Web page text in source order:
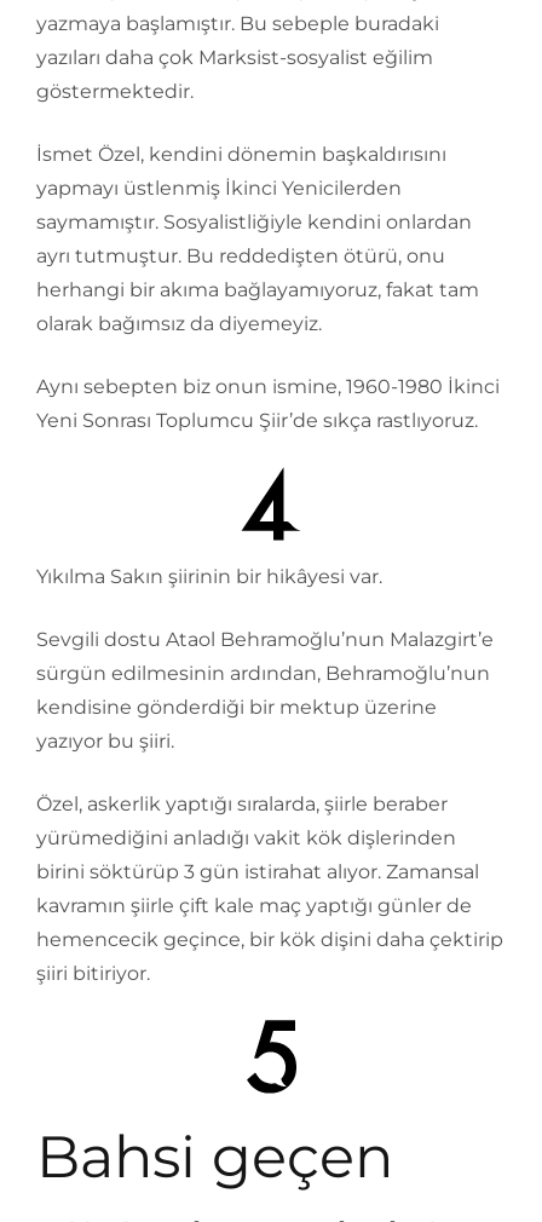
yazmaya başlamıştır. Bu sebeple buradaki
yazıları daha çok Marksist-sosyalist eğilim
göstermektedir.
İsmet Özel, kendini dönemin başkaldırısını
yapmayı üstlenmiş İkinci Yenicilerden
saymamıştır. Sosyalistliğiyle kendini onlardan
ayrı tutmuştur. Bu reddedişten ötürü, onu
herhangi bir akıma bağlayamıyoruz, fakat tam
olarak bağımsız da diyemeyiz.
Aynı sebepten biz onun ismine, 1960-1980 İkinci
Yeni Sonrası Toplumcu Şiir’de sıkça rastlıyoruz.
Yıkılma Sakın şiirinin bir hikâyesi var.
Sevgili dostu Ataol Behramoğlu’nun Malazgirt’e
sürgün edilmesinin ardından, Behramoğlu’nun
kendisine gönderdiği bir mektup üzerine
yazıyor bu şiiri.
Özel, askerlik yaptığı sıralarda, şiirle beraber
yürümediğini anladığı vakit kök dişlerinden
birini söktürüp 3 gün istirahat alıyor. Zamansal
kavramın şiirle çift kale maç yaptığı günler de
hemencecik geçince, bir kök dişini daha çektirip
şiiri bitiriyor.
Bahsi geçen